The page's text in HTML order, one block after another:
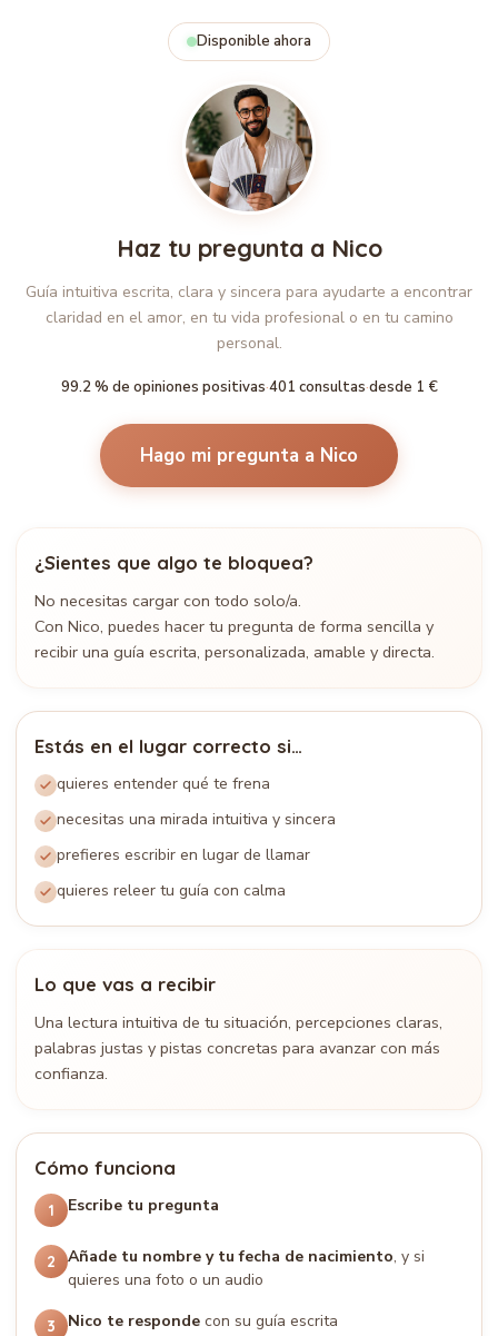
Disponible ahora
Haz tu pregunta a Nico
Guía intuitiva escrita, clara y sincera para ayudarte a encontrar
claridad en el amor, en tu vida profesional o en tu camino
personal.
99.2 % de opiniones positivas·401 consultas·desde 1 €
Hago mi pregunta a Nico
¿Sientes que algo te bloquea?
No necesitas cargar con todo solo/a.
Con Nico, puedes hacer tu pregunta de forma sencilla y
recibir una guía escrita, personalizada, amable y directa.
Estás en el lugar correcto si…
quieres entender qué te frena
necesitas una mirada intuitiva y sincera
prefieres escribir en lugar de llamar
quieres releer tu guía con calma
Lo que vas a recibir
Una lectura intuitiva de tu situación, percepciones claras,
palabras justas y pistas concretas para avanzar con más
confianza.
Cómo funciona
1 Escribe tu pregunta
2 Añade tu nombre y tu fecha de nacimiento, y si
quieres una foto o un audio
3 Nico te responde con su guía escrita